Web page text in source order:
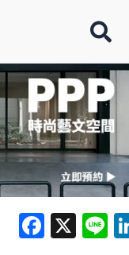
X